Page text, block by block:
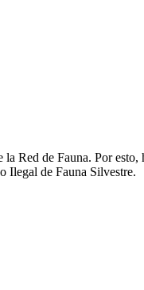
Red de Fauna. Por
Ilegal de Fauna Silvestre.